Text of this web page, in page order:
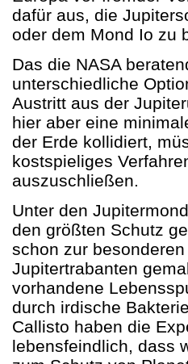
dafür aus, die
oder dem Mond Io zu
Das die NASA
unterschiedliche
Austritt aus der
hier aber eine
der Erde kollidiert,
kostspieliges
auszuschließen.
Unter den
den größten Schutz
schon zur
Jupitertrabanten
vorhandene
durch irdische
Callisto haben die
lebensfeindlich, dass